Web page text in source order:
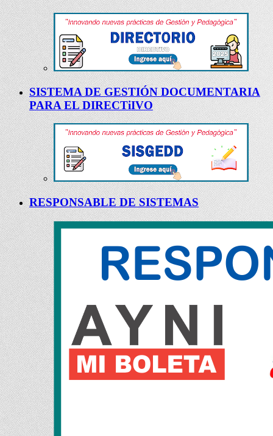
SISTEMA DE GESTIÓN DOCUMENTARIA
PARA EL DIRECTiIVO
RESPONSABLE DE SISTEMAS